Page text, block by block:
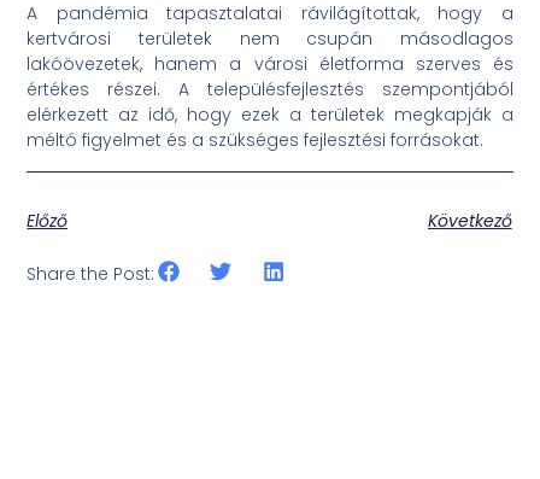
A pandémia tapasztalatai rávilágítottak, hogy a
kertvárosi területek nem csupán másodlagos
lakóövezetek, hanem a városi életforma szerves és
értékes részei. A településfejlesztés szempontjából
elérkezett az idő, hogy ezek a területek megkapják a
méltó figyelmet és a szükséges fejlesztési forrásokat.
Előző Következő
Share the Post: